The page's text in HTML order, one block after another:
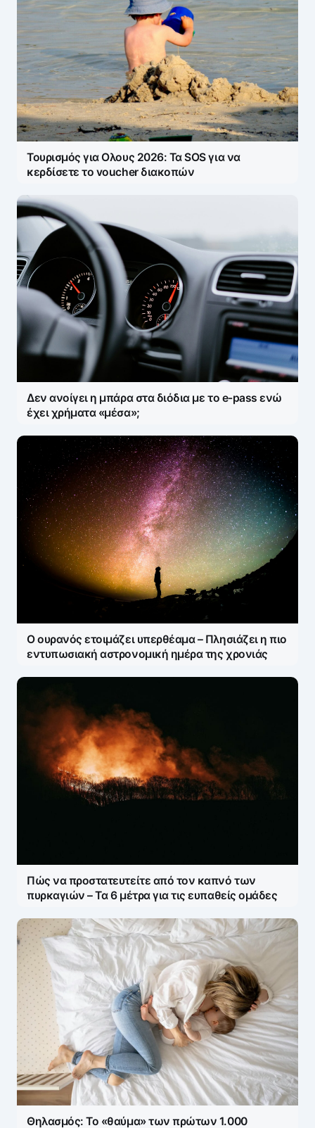
Τουρισμός για Ολους 2026: Τα SOS για να
κερδίσετε το voucher διακοπών
Δεν ανοίγει η μπάρα στα διόδια με το e-pass ενώ
έχει χρήματα «μέσα»;
Ο ουρανός ετοιμάζει υπερθέαμα – Πλησιάζει η πιο
εντυπωσιακή αστρονομική ημέρα της χρονιάς
Πώς να προστατευτείτε από τον καπνό των
πυρκαγιών – Τα 6 μέτρα για τις ευπαθείς ομάδες
Θηλασμός: Το «θαύμα» των πρώτων 1.000